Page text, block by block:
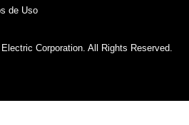
de Uso
Corporation. All Rights Reserved.